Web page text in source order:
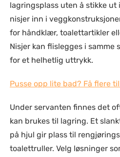
lagringsplass uten å stikke ut
nisjer inn i
for håndklær, toalettartikler
Nisjer kan flislegges i samme
for et helhetlig uttrykk.
Pusse opp lite bad? Få flere
Under servanten finnes det
kan brukes til lagring. Et
på hjul gir plass til
toalettruller. Velg løsninger